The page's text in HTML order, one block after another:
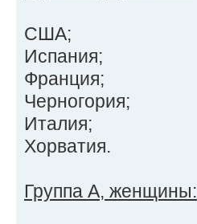
США;
Испания;
Франция;
Черногория;
Италия;
Хорватия.
Группа А, женщины: